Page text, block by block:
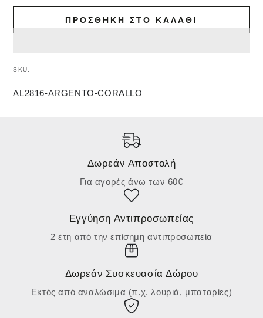
ΠΡΟΣΘΉΚΗ ΣΤΟ ΚΑΛΆΘΙ
SKU:
AL2816-ARGENTO-CORALLO
Δωρεάν Αποστολή
Για αγορές άνω των 60€
Εγγύηση Αντιπροσωπείας
2 έτη από την επίσημη αντιπροσωπεία
Δωρεάν Συσκευασία Δώρου
Εκτός από αναλώσιμα (π.χ. λουριά, μπαταρίες)